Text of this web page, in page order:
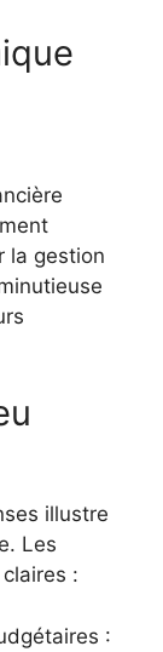
la gestion
illustre
Les
:
: